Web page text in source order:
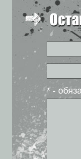
* -